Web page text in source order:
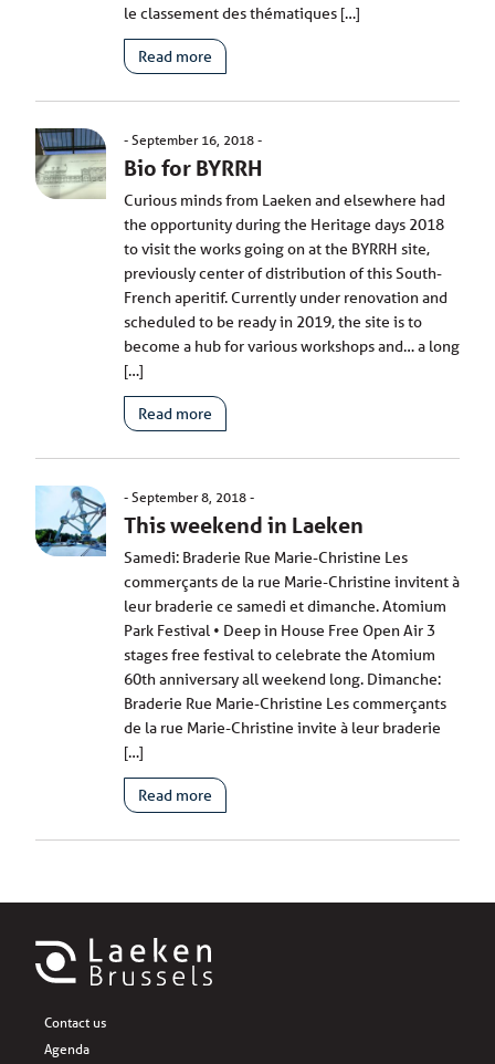
le classement des thématiques […]
Read more
September 16, 2018
Bio for BYRRH
Curious minds from Laeken and elsewhere had
the opportunity during the Heritage days 2018
to visit the works going on at the BYRRH site,
previously center of distribution of this South-
French aperitif. Currently under renovation and
scheduled to be ready in 2019, the site is to
become a hub for various workshops and… a long
[…]
Read more
September 8, 2018
This weekend in Laeken
Samedi: Braderie Rue Marie-Christine Les
commerçants de la rue Marie-Christine invitent à
leur braderie ce samedi et dimanche. Atomium
Park Festival • Deep in House Free Open Air 3
stages free festival to celebrate the Atomium
60th anniversary all weekend long. Dimanche:
Braderie Rue Marie-Christine Les commerçants
de la rue Marie-Christine invite à leur braderie
[…]
Read more
Contact us
Agenda